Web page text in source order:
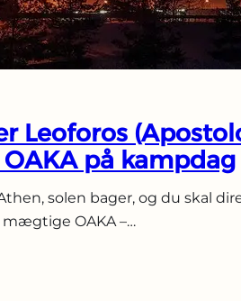
Leoforos
på kampdag
solen bager, og du skal
OAKA –…